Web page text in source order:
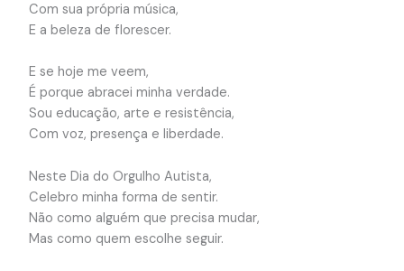
Com sua própria música,
E a beleza de florescer.
E se hoje me veem,
É porque abracei minha verdade.
Sou educação, arte e resistência,
Com voz, presença e liberdade.
Neste Dia do Orgulho Autista,
Celebro minha forma de sentir.
Não como alguém que precisa mudar,
Mas como quem escolhe seguir.